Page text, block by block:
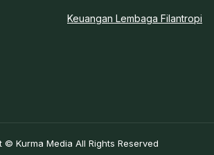
Keuangan Lembaga Filantropi
© Kurma Media All Rights Reserved